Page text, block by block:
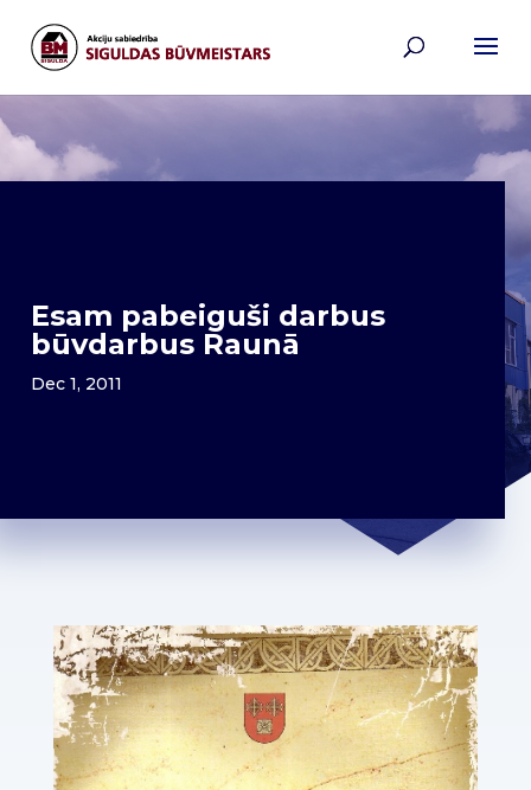
Esam pabeiguši darbus
būvdarbus Raunā
Dec 1, 2011